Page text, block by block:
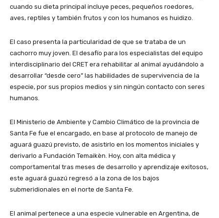
cuando su dieta principal incluye peces, pequeños roedores,
aves, reptiles y también frutos y con los humanos es huidizo.
El caso presenta la particularidad de que se trataba de un
cachorro muy joven. El desafío para los especialistas del equipo
interdisciplinario del CRET era rehabilitar al animal ayudándolo a
desarrollar “desde cero” las habilidades de supervivencia de la
especie, por sus propios medios y sin ningún contacto con seres
humanos.
El Ministerio de Ambiente y Cambio Climático de la provincia de
Santa Fe fue el encargado, en base al protocolo de manejo de
aguará guazú previsto, de asistirlo en los momentos iniciales y
derivarlo a Fundación Temaikèn. Hoy, con alta médica y
comportamental tras meses de desarrollo y aprendizaje exitosos,
este aguará guazú regresó a la zona de los bajos
submeridionales en el norte de Santa Fe.
El animal pertenece a una especie vulnerable en Argentina, de